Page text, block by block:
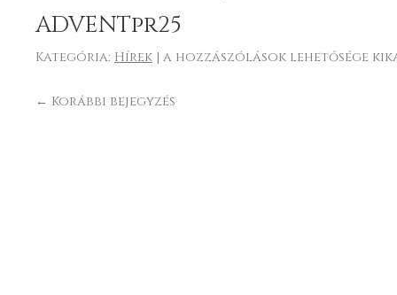
ADVENTpr25
Kategória: Hírek | Adventi
bejegyzéshez
a hozzászólások lehetősége
← Korábbi bejegyzés